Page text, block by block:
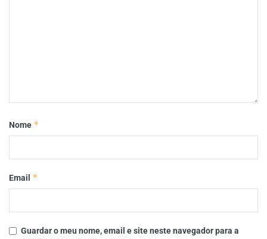
Nome *
Email *
Guardar o meu nome, email e site neste navegador para a